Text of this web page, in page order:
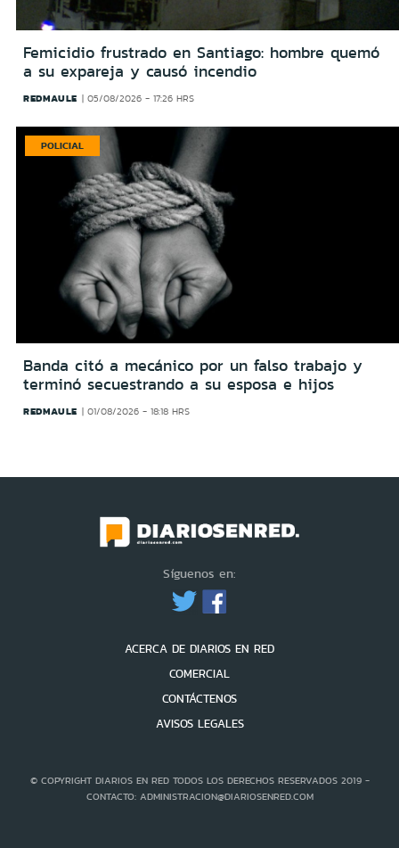
Femicidio frustrado en Santiago: hombre quemó
a su expareja y causó incendio
REDMAULE 05/08/2026 - 17:26 HRS
POLICIAL
Banda citó a mecánico por un falso trabajo y
terminó secuestrando a su esposa e hijos
REDMAULE 01/08/2026 - 18:18 HRS
Síguenos en:
ACERCA DE DIARIOS EN RED
COMERCIAL
CONTÁCTENOS
AVISOS LEGALES
© COPYRIGHT DIARIOS EN RED TODOS LOS DERECHOS RESERVADOS 2019 -
CONTACTO: ADMINISTRACION@DIARIOSENRED.COM